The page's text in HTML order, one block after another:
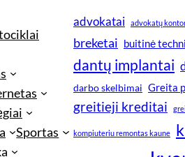
Sportas
advokatai advokatų
breketai buitinė
dantų implantai
darbo skelbimai Greita
greitieji kreditai
kompiuteriu remontas kaune